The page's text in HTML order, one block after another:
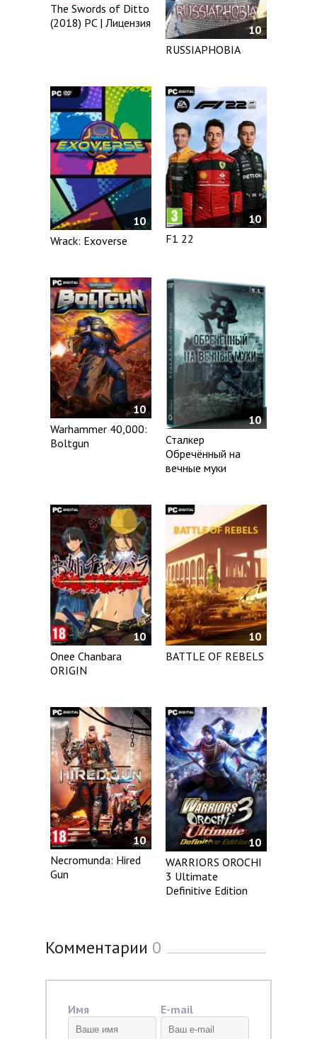
The Swords of Ditto
(2018) PC | Лицензия
10
RUSSIAPHOBIA
10
Wrack: Exoverse
10
F1 22
10
Warhammer 40,000:
Boltgun
10
Сталкер
Обречённый на
вечные муки
10
Onee Chanbara
ORIGIN
10
BATTLE OF REBELS
10
Necromunda: Hired
Gun
10
WARRIORS OROCHI
3 Ultimate
Definitive Edition
Комментарии 0
Имя E-mail